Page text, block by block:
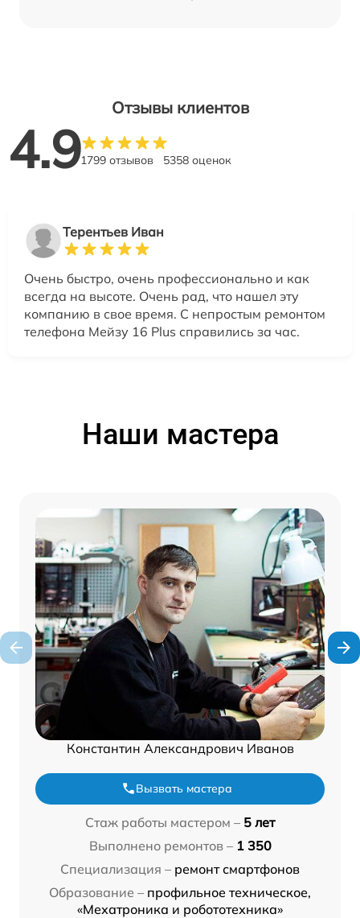
Отзывы клиентов
4.91799 отзывов 5358 оценок
Терентьев Иван
Очень быстро, очень профессионально и как
всегда на высоте. Очень рад, что нашел эту
компанию в свое время. С непростым ремонтом
телефона Мейзу 16 Plus справились за час.
Наши мастера
Константин Александрович Иванов
Вызвать мастера
Стаж работы мастером – 5 лет
Выполнено ремонтов – 1 350
Специализация – ремонт смартфонов
Образование – профильное техническое,
«Мехатроника и робототехника»